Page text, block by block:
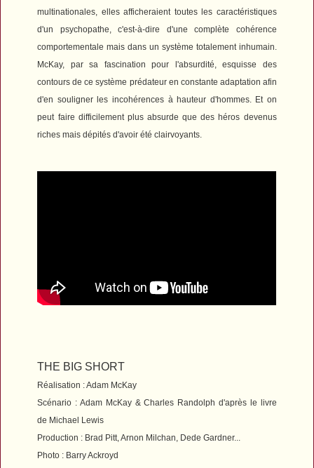
multinationales, elles afficheraient toutes les caractéristiques
d'un psychopathe, c'est-à-dire d'une complète cohérence
comportementale mais dans un système totalement inhumain.
McKay, par sa fascination pour l'absurdité, esquisse des
contours de ce système prédateur en constante adaptation afin
d'en souligner les incohérences à hauteur d'hommes. Et on
peut faire difficilement plus absurde que des héros devenus
riches mais dépités d'avoir été clairvoyants.
THE BIG SHORT
Réalisation : Adam McKay
Scénario : Adam McKay & Charles Randolph d'après le livre
de Michael Lewis
Production : Brad Pitt, Arnon Milchan, Dede Gardner...
Photo : Barry Ackroyd